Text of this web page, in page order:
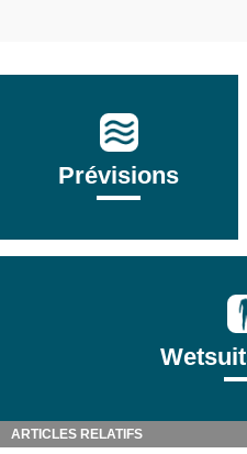
Prévisions
ARTICLES RELATIFS